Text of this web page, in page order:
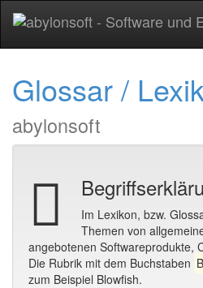
Glossar /
abylonsoft
Im Lexikon, bzw.
Themen von
angebotenen Softwareprodukte,
Die Rubrik mit dem Buchstaben B
zum Beispiel Blowfish.